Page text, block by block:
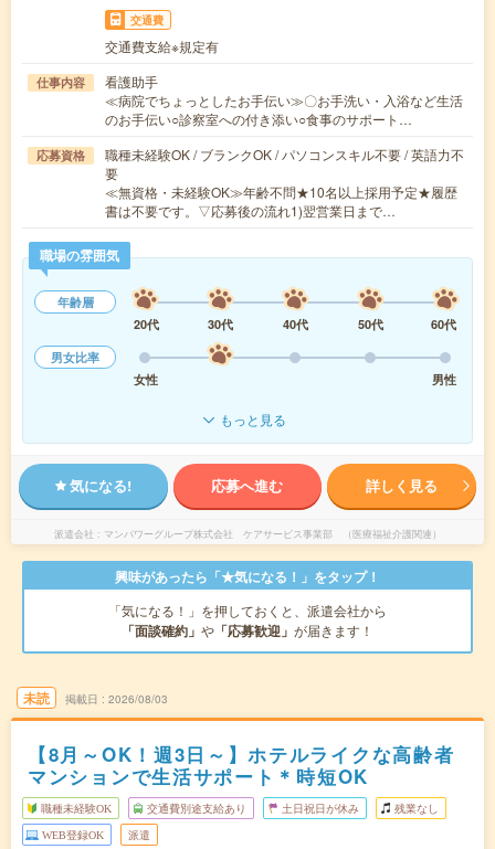
交通費
交通費支給※規定有
仕事内容
看護助手
≪病院でちょっとしたお手伝い≫〇お手洗い・入浴など生活
のお手伝い○診察室への付き添い○食事のサポート…
応募資格
職種未経験OK / ブランクOK / パソコンスキル不要 / 英語力不
要
≪無資格・未経験OK≫年齢不問★10名以上採用予定★履歴
書は不要です。▽応募後の流れ1)翌営業日まで…
職場の雰囲気
年齢層
20代
30代 40代 50代
60代
男女比率
女性
男性
もっと見る
気になる! 応募へ進む 詳しく見る
派遣会社 マンパワーグループ株式会社 ケアサービス事業部 （医療福祉介護関連）
興味があったら「★気になる！」をタップ！
「気になる！」を押しておくと、派遣会社から
「面談確約」 や 「応募歓迎」 が届きます！
未読 掲載日 2026/08/03
【8月～OK！週3日～】ホテルライクな高齢者
マンションで生活サポート＊時短OK
職種未経験OK 交通費別途支給あり 土日祝日が休み 残業なし
WEB登録OK 派遣